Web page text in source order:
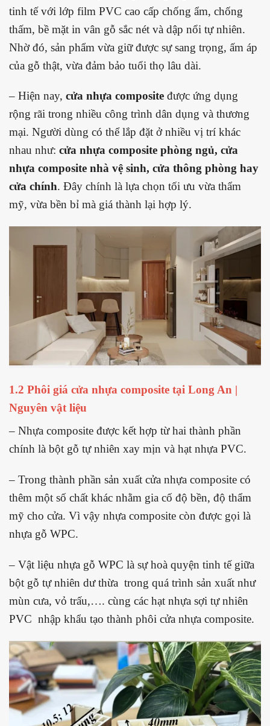
tinh tế với lớp film PVC cao cấp chống ẩm, chống
thấm, bề mặt in vân gỗ sắc nét và dập nổi tự nhiên.
Nhờ đó, sản phẩm vừa giữ được sự sang trọng, ấm áp
của gỗ thật, vừa đảm bảo tuổi thọ lâu dài.
– Hiện nay, cửa nhựa composite được ứng dụng
rộng rãi trong nhiều công trình dân dụng và thương
mại. Người dùng có thể lắp đặt ở nhiều vị trí khác
nhau như: cửa nhựa composite phòng ngủ, cửa
nhựa composite nhà vệ sinh, cửa thông phòng hay
cửa chính. Đây chính là lựa chọn tối ưu vừa thẩm
mỹ, vừa bền bỉ mà giá thành lại hợp lý.
1.2 Phôi giá cửa nhựa composite tại Long An |
Nguyên vật liệu
– Nhựa composite được kết hợp từ hai thành phần
chính là bột gỗ tự nhiên xay mịn và hạt nhựa PVC.
– Trong thành phần sản xuất cửa nhựa composite có
thêm một số chất khác nhằm gia cố độ bền, độ thẩm
mỹ cho cửa. Vì vậy nhựa composite còn được gọi là
nhựa gỗ WPC.
– Vật liệu nhựa gỗ WPC là sự hoà quyện tinh tế giữa
bột gỗ tự nhiên dư thừa trong quá trình sản xuất như
mùn cưa, vỏ trấu,…. cùng các hạt nhựa sợi tự nhiên
PVC nhập khẩu tạo thành phôi cửa nhựa composite.